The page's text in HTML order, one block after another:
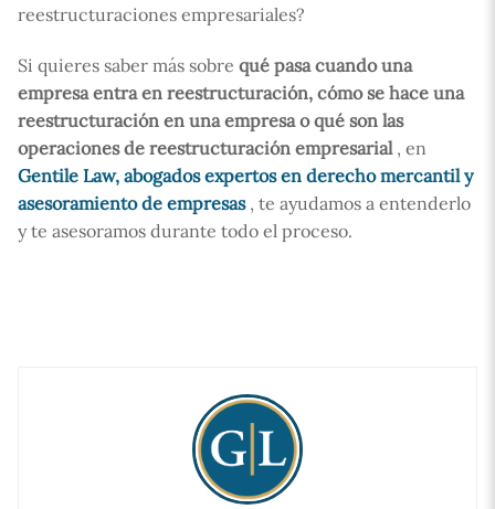
reestructuraciones empresariales?
Si quieres saber más sobre qué pasa cuando una
empresa entra en reestructuración, cómo se hace una
reestructuración en una empresa o qué son las
operaciones de reestructuración empresarial , en
Gentile Law, abogados expertos en derecho mercantil y
asesoramiento de empresas , te ayudamos a entenderlo
y te asesoramos durante todo el proceso.